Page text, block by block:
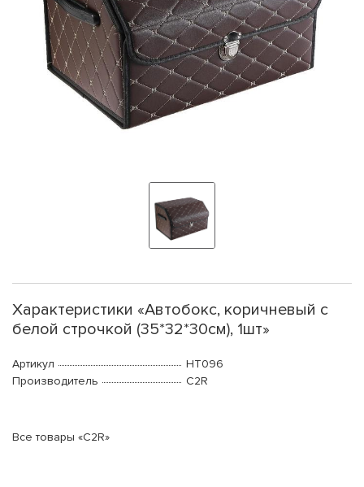
Характеристики «Автобокс, коричневый с
белой строчкой (35*32*30см), 1шт»
Артикул
HT096
Производитель
C2R
Все товары «C2R»